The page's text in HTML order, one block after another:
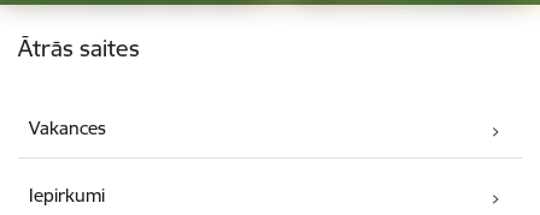
Kājene
Ātrās saites
Vakances
Iepirkumi